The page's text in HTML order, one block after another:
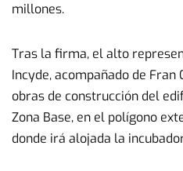
millones.
Tras la firma, el alto
Incyde, acompañado de Fran
obras de construcción del
Zona Base, en el polígono
donde irá alojada la